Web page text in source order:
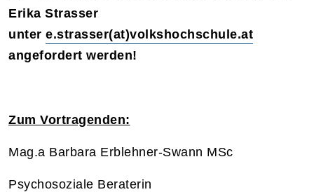
Erika Strasser
unter e.strasser(at)volkshochschule.at
angefordert werden!
Zum Vortragenden:
Mag.a Barbara Erblehner-Swann MSc
Psychosoziale Beraterin